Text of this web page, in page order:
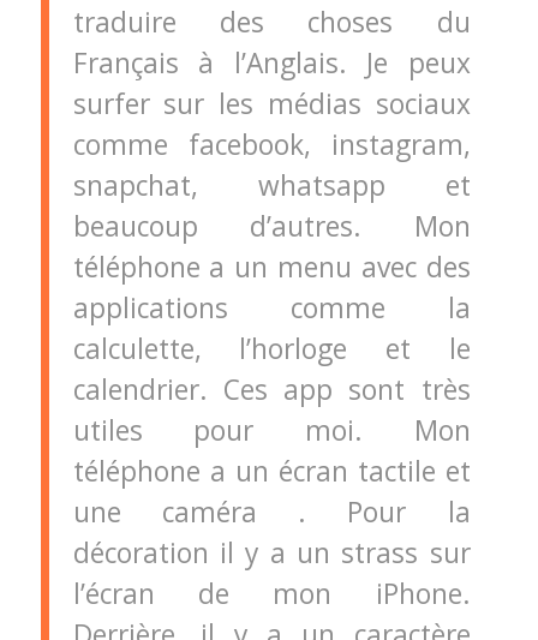
traduire des choses du
Français à l’Anglais. Je peux
surfer sur les médias sociaux
comme facebook, instagram,
snapchat, whatsapp et
beaucoup d’autres. Mon
téléphone a un menu avec des
applications comme la
calculette, l’horloge et le
calendrier. Ces app sont très
utiles pour moi. Mon
téléphone a un écran tactile et
une caméra . Pour la
décoration il y a un strass sur
l’écran de mon iPhone.